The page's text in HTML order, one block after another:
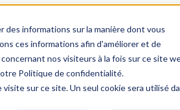
informations sur la manière dont vous
ces informations afin d'améliorer et de
nos visiteurs à la fois sur ce site
Politique de confidentialité.
sur ce site. Un seul cookie sera utilisé